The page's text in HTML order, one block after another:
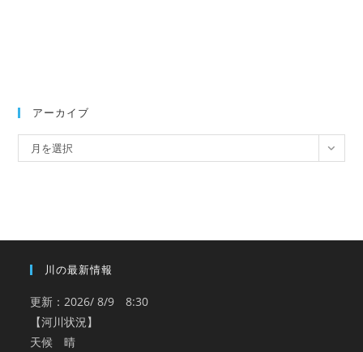
アーカイブ
ー
月を選択
川の最新情報
更新：2026/ 8/9 8:30
【河川状況】
天候 晴